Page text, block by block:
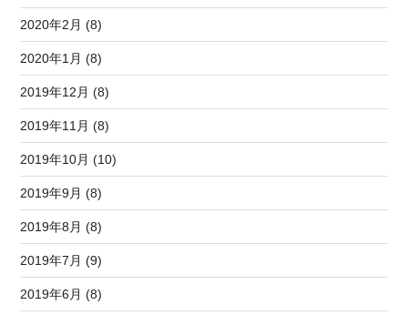
2020年2月 (8)
2020年1月 (8)
2019年12月 (8)
2019年11月 (8)
2019年10月 (10)
2019年9月 (8)
2019年8月 (8)
2019年7月 (9)
2019年6月 (8)